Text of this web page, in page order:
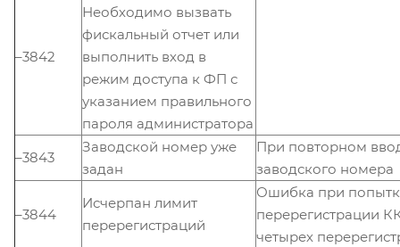
–3842
Необходимо вызвать
фискальный отчет или
выполнить вход в
режим доступа к ФП с
указанием правильного
пароля администратора
–3843
Заводской номер уже
задан
При повторном
заводского номера
–3844
Исчерпан лимит
перерегистраций
Ошибка при
перерегистрации
четырех